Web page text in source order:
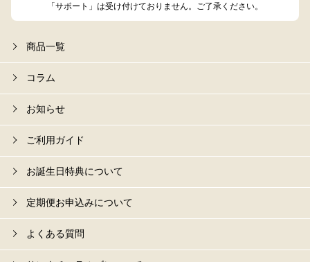
「サポート」は受け付けておりません。ご了承ください。
商品一覧
コラム
お知らせ
ご利用ガイド
お誕生日特典について
定期便お申込みについて
よくある質問